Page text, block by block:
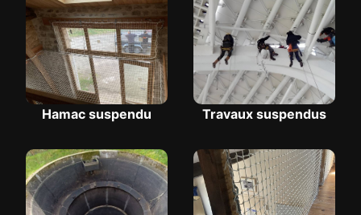
Hamac suspendu Travaux suspendus